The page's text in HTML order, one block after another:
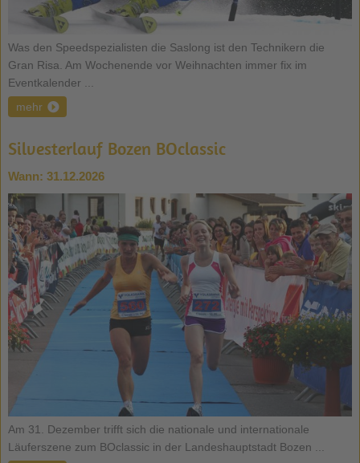
Was den Speedspezialisten die Saslong ist den Technikern die
Gran Risa. Am Wochenende vor Weihnachten immer fix im
Eventkalender ...
mehr
Silvesterlauf Bozen BOclassic
Wann: 31.12.2026
Am 31. Dezember trifft sich die nationale und internationale
Läuferszene zum BOclassic in der Landeshauptstadt Bozen ...